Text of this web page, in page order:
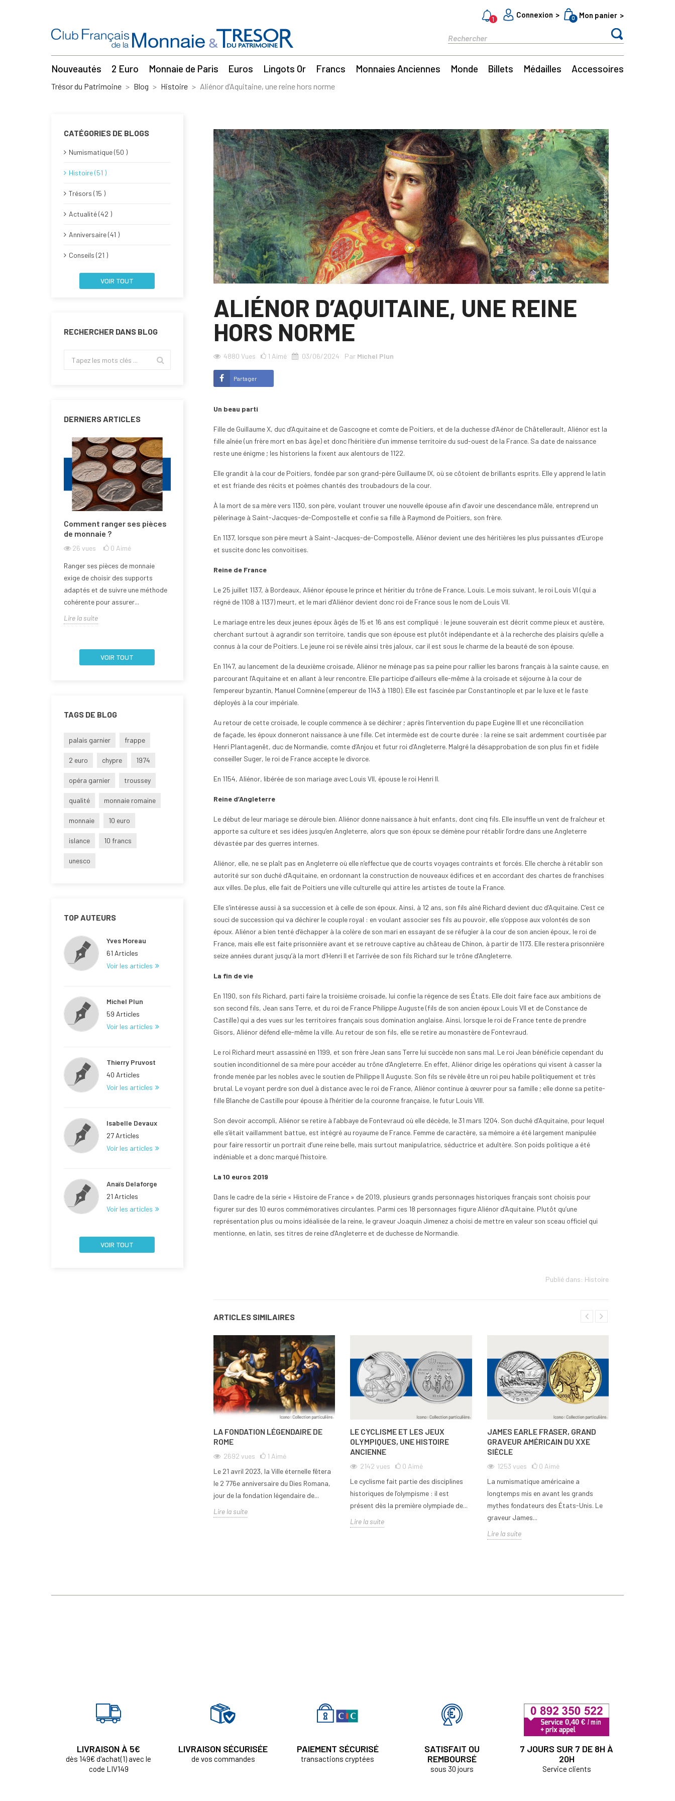
1
Connexion 0 Mon panier
Nouveautés 2 Euro Monnaie de Paris Euros Lingots Or Francs Monnaies Anciennes Monde Billets Médailles Accessoires
Trésor du Patrimoine Blog Histoire Aliénor d’Aquitaine, une reine hors norme
CATÉGORIES DE BLOGS
Numismatique (50 )
Histoire (51 )
Trésors (15 )
Actualité (42 )
Anniversaire (41 )
Conseils (21 )
VOIR TOUT
RECHERCHER DANS BLOG
DERNIERS ARTICLES
Comment ranger ses pièces
de monnaie ?
26 vues 0 Aimé
Ranger ses pièces de monnaie
exige de choisir des supports
adaptés et de suivre une méthode
cohérente pour assurer...
Lire la suite
Comment nettoyer une pièce
de monnaie ancienne sans
l'abîmer ?
d’une pièce de monnaie ancienne
nécessite une attention extrême à
Comment commencer une
collection de monnaie ?
passionnante qui séduit de plus en
plus de passionnés, qu’ils...
Lire la suite
Comment classer les pièces
de 2 euros selon leur rareté
des pièces de 2 euros selon leur
rareté...
Lire la suite
est passée en zone euro ?
ainsi le 21ᵉ État membre de l'Union
Lire la suite
VOIR TOUT
TAGS DE BLOG
palais garnier frappe
2 euro chypre 1974
opéra garnier troussey
qualité monnaie romaine
monnaie 10 euro
islance 10 francs
unesco
TOP AUTEURS
Yves Moreau
61 Articles
Voir les articles
Michel Plun
59 Articles
Voir les articles
Thierry Pruvost
40 Articles
Voir les articles
Isabelle Devaux
27 Articles
Voir les articles
Anaïs Delaforge
21 Articles
Voir les articles
VOIR TOUT
ALIÉNOR D’AQUITAINE, UNE REINE
HORS NORME
4880 Vues 1 Aimé 03/06/2024 Par Michel Plun
Partager
Un beau parti
Fille de Guillaume X, duc d’Aquitaine et de Gascogne et comte de Poitiers, et de la duchesse d’Aénor de Châtellerault, Aliénor est la
fille aînée (un frère mort en bas âge) et donc l’héritière d’un immense territoire du sud-ouest de la France. Sa date de naissance
reste une énigme ; les historiens la fixent aux alentours de 1122.
Elle grandit à la cour de Poitiers, fondée par son grand-père Guillaume IX, où se côtoient de brillants esprits. Elle y apprend le latin
et est friande des récits et poèmes chantés des troubadours de la cour.
À la mort de sa mère vers 1130, son père, voulant trouver une nouvelle épouse afin d’avoir une descendance mâle, entreprend un
pèlerinage à Saint-Jacques-de-Compostelle et confie sa fille à Raymond de Poitiers, son frère.
En 1137, lorsque son père meurt à Saint-Jacques-de-Compostelle, Aliénor devient une des héritières les plus puissantes d’Europe
et suscite donc les convoitises.
Reine de France
Le 25 juillet 1137, à Bordeaux, Aliénor épouse le prince et héritier du trône de France, Louis. Le mois suivant, le roi Louis VI (qui a
régné de 1108 à 1137) meurt, et le mari d’Aliénor devient donc roi de France sous le nom de Louis VII.
Le mariage entre les deux jeunes époux âgés de 15 et 16 ans est compliqué : le jeune souverain est décrit comme pieux et austère,
cherchant surtout à agrandir son territoire, tandis que son épouse est plutôt indépendante et à la recherche des plaisirs qu’elle a
connus à la cour de Poitiers. Le jeune roi se révèle ainsi très jaloux, car il est sous le charme de la beauté de son épouse.
En 1147, au lancement de la deuxième croisade, Aliénor ne ménage pas sa peine pour rallier les barons français à la sainte cause, en
parcourant l’Aquitaine et en allant à leur rencontre. Elle participe d’ailleurs elle-même à la croisade et séjourne à la cour de
l’empereur byzantin, Manuel Comnène (empereur de 1143 à 1180). Elle est fascinée par Constantinople et par le luxe et le faste
déployés à la cour impériale.
Au retour de cette croisade, le couple commence à se déchirer ; après l’intervention du pape Eugène III et une réconciliation
de façade, les époux donneront naissance à une fille. Cet intermède est de courte durée : la reine se sait ardemment courtisée par
Henri Plantagenêt, duc de Normandie, comte d’Anjou et futur roi d’Angleterre. Malgré la désapprobation de son plus fin et fidèle
conseiller Suger, le roi de France accepte le divorce.
En 1154, Aliénor, libérée de son mariage avec Louis VII, épouse le roi Henri II.
Reine d’Angleterre
Le début de leur mariage se déroule bien. Aliénor donne naissance à huit enfants, dont cinq fils. Elle insuffle un vent de fraîcheur et
apporte sa culture et ses idées jusqu’en Angleterre, alors que son époux se démène pour rétablir l’ordre dans une Angleterre
dévastée par des guerres internes.
Aliénor, elle, ne se plaît pas en Angleterre où elle n’effectue que de courts voyages contraints et forcés. Elle cherche à rétablir son
autorité sur son duché d’Aquitaine, en ordonnant la construction de nouveaux édifices et en accordant des chartes de franchises
aux villes. De plus, elle fait de Poitiers une ville culturelle qui attire les artistes de toute la France.
Elle s’intéresse aussi à sa succession et à celle de son époux. Ainsi, à 12 ans, son fils aîné Richard devient duc d’Aquitaine. C’est ce
souci de succession qui va déchirer le couple royal : en voulant associer ses fils au pouvoir, elle s’oppose aux volontés de son
époux. Aliénor a bien tenté d’échapper à la colère de son mari en essayant de se réfugier à la cour de son ancien époux, le roi de
France, mais elle est faite prisonnière avant et se retrouve captive au château de Chinon, à partir de 1173. Elle restera prisonnière
seize années durant jusqu’à la mort d’Henri II et l’arrivée de son fils Richard sur le trône d’Angleterre.
La fin de vie
En 1190, son fils Richard, parti faire la troisième croisade, lui confie la régence de ses États. Elle doit faire face aux ambitions de
son second fils, Jean sans Terre, et du roi de France Philippe Auguste (fils de son ancien époux Louis VII et de Constance de
Castille) qui a des vues sur les territoires français sous domination anglaise. Ainsi, lorsque le roi de France tente de prendre
Gisors, Aliénor défend elle-même la ville. Au retour de son fils, elle se retire au monastère de Fontevraud.
Le roi Richard meurt assassiné en 1199, et son frère Jean sans Terre lui succède non sans mal. Le roi Jean bénéficie cependant du
soutien inconditionnel de sa mère pour accéder au trône d’Angleterre. En effet, Aliénor dirige les opérations qui visent à casser la
fronde menée par les nobles avec le soutien de Philippe II Auguste. Son fils se révèle être un roi peu habile politiquement et très
brutal. Le voyant perdre son duel à distance avec le roi de France, Aliénor continue à œuvrer pour sa famille ; elle donne sa petite-
fille Blanche de Castille pour épouse à l’héritier de la couronne française, le futur Louis VIII.
Son devoir accompli, Aliénor se retire à l’abbaye de Fontevraud où elle décède, le 31 mars 1204. Son duché d’Aquitaine, pour lequel
elle s’était vaillamment battue, est intégré au royaume de France. Femme de caractère, sa mémoire a été largement manipulée
pour faire ressortir un portrait d’une reine belle, mais surtout manipulatrice, séductrice et adultère. Son poids politique a été
indéniable et a donc marqué l’histoire.
La 10 euros 2019
Dans le cadre de la série « Histoire de France » de 2019, plusieurs grands personnages historiques français sont choisis pour
figurer sur des 10 euros commémoratives circulantes. Parmi ces 18 personnages figure Aliénor d’Aquitaine. Plutôt qu’une
représentation plus ou moins idéalisée de la reine, le graveur Joaquin Jimenez a choisi de mettre en valeur son sceau officiel qui
mentionne, en latin, ses titres de reine d’Angleterre et de duchesse de Normandie.
Publié dans: Histoire
ARTICLES SIMILAIRES
LA FONDATION LÉGENDAIRE DE
ROME
2692 vues 1 Aimé
Le 21 avril 2023, la Ville éternelle fêtera
le 2 776e anniversaire du Dies Romana,
jour de la fondation légendaire de...
Lire la suite
LE CYCLISME ET LES JEUX
OLYMPIQUES, UNE HISTOIRE
ANCIENNE
2142 vues 0 Aimé
Le cyclisme fait partie des disciplines
historiques de l’olympisme : il est
présent dès la première olympiade de...
Lire la suite
JAMES EARLE FRASER, GRAND
GRAVEUR AMÉRICAIN DU XXE
SIÈCLE
1253 vues 0 Aimé
La numismatique américaine a
longtemps mis en avant les grands
mythes fondateurs des États-Unis. Le
graveur James...
Lire la suite
LIVRAISON À 5€
dès 149€ d'achat(1) avec le
code LIV149
LIVRAISON SÉCURISÉE
de vos commandes
PAIEMENT SÉCURISÉ
transactions cryptées
SATISFAIT OU
REMBOURSÉ
sous 30 jours
7 JOURS SUR 7 DE 8H À
20H
Service clients